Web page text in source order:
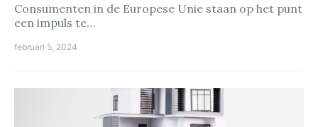
Consumenten in de Europese Unie staan op het punt
een impuls te…
februari 5, 2024